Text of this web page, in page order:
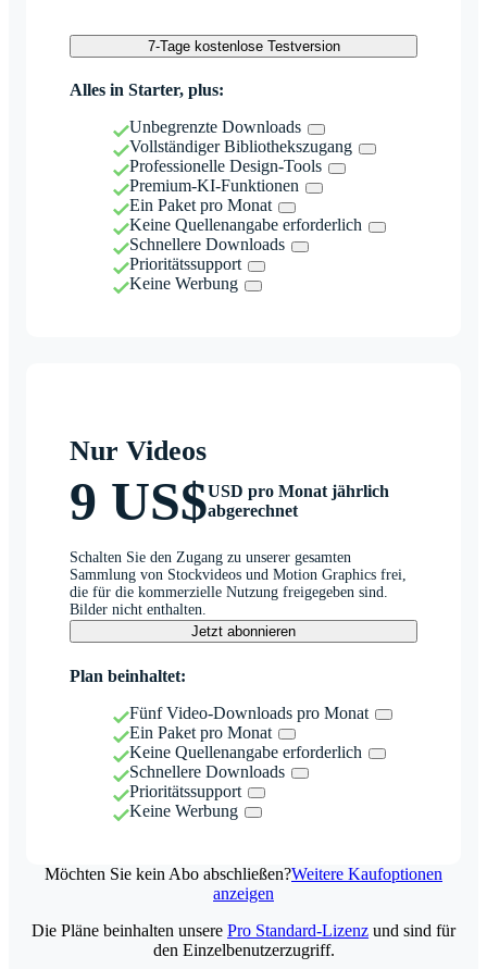
7-Tage kostenlose Testversion
Alles in Starter, plus:
Unbegrenzte Downloads
Vollständiger Bibliothekszugang
Professionelle Design-Tools
Premium-KI-Funktionen
Ein Paket pro Monat
Keine Quellenangabe erforderlich
Schnellere Downloads
Prioritätssupport
Keine Werbung
Nur Videos
9 US$USD pro Monat jährlich
abgerechnet
Schalten Sie den Zugang zu unserer gesamten
Sammlung von Stockvideos und Motion Graphics frei,
die für die kommerzielle Nutzung freigegeben sind.
Bilder nicht enthalten.
Jetzt abonnieren
Plan beinhaltet:
Fünf Video-Downloads pro Monat
Ein Paket pro Monat
Keine Quellenangabe erforderlich
Schnellere Downloads
Prioritätssupport
Keine Werbung
Möchten Sie kein Abo abschließen?Weitere Kaufoptionen
anzeigen
Die Pläne beinhalten unsere Pro Standard-Lizenz und sind für
den Einzelbenutzerzugriff.